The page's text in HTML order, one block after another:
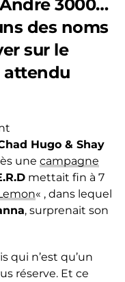
3000…
des noms
sur le
attendu
Hugo & Shay
une campagne
mettait fin à 7
« , dans lequel
, surprenait son
qui n’est qu’un
réserve. Et ce